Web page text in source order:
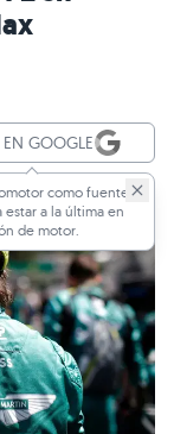
GOOGLE
como fuente
estar a la última en
de motor.